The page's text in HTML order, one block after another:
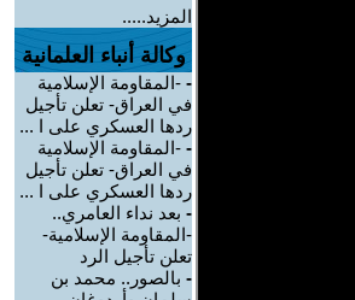
المزيد.....
وكالة أنباء العلمانية
- -المقاومة الإسلامية
في العراق- تعلن تأجيل
ردها العسكري على ا ...
- -المقاومة الإسلامية
في العراق- تعلن تأجيل
ردها العسكري على ا ...
- بعد نداء العامري..
-المقاومة الإسلامية-
تعلن تأجيل الرد
- بالصور.. محمد بن